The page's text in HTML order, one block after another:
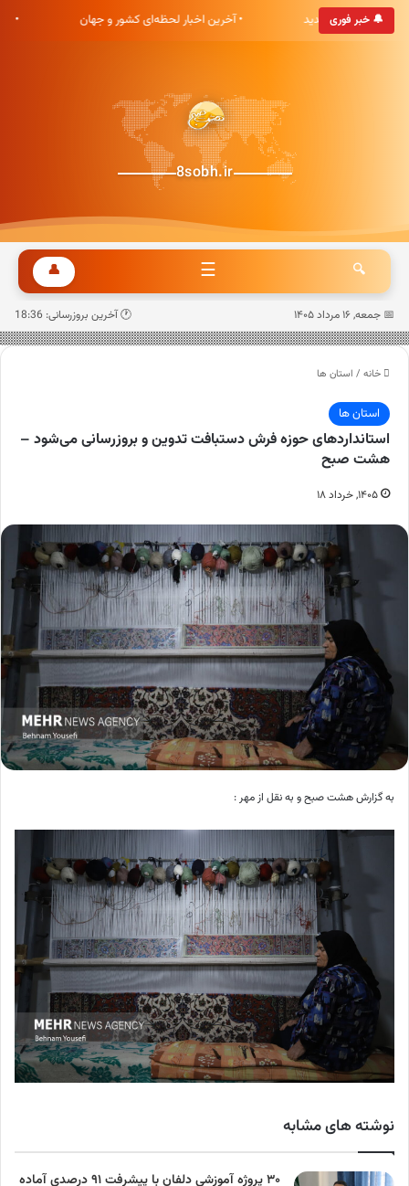
🔔 خبر فوری
هشت صبح خوش آمدید • آخرین اخبار لحظه‌ای کشور و جهان
8sobh.ir
🔍
☰
👤
📅 جمعه, ۱۶ مرداد ۱۴۰۵ 🕐 آخرین بروزرسانی: 18:36
خانه / استان ها
استان ها
استانداردهای حوزه فرش دستبافت تدوین و بروزرسانی می‌شود –
هشت صبح
۱۴۰۵, خرداد ۱۸
به گزارش هشت صبح و به نقل از مهر :
نوشته های مشابه
۳۰ پروژه آموزشی دلفان با پیشرفت ۹۱ درصدی آماده